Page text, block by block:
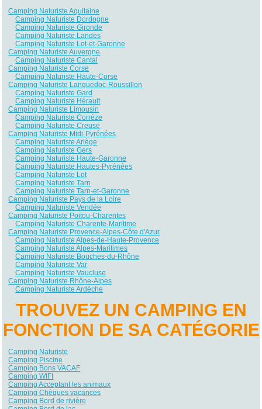
Camping Naturiste Aquitaine
Camping Naturiste Dordogne
Camping Naturiste Gironde
Camping Naturiste Landes
Camping Naturiste Lot-et-Garonne
Camping Naturiste Auvergne
Camping Naturiste Cantal
Camping Naturiste Corse
Camping Naturiste Haute-Corse
Camping Naturiste Languedoc-Roussillon
Camping Naturiste Gard
Camping Naturiste Hérault
Camping Naturiste Limousin
Camping Naturiste Corrèze
Camping Naturiste Creuse
Camping Naturiste Midi-Pyrénées
Camping Naturiste Ariège
Camping Naturiste Gers
Camping Naturiste Haute-Garonne
Camping Naturiste Hautes-Pyrénées
Camping Naturiste Lot
Camping Naturiste Tarn
Camping Naturiste Tarn-et-Garonne
Camping Naturiste Pays de la Loire
Camping Naturiste Vendée
Camping Naturiste Poitou-Charentes
Camping Naturiste Charente-Maritime
Camping Naturiste Provence-Alpes-Côte d'Azur
Camping Naturiste Alpes-de-Haute-Provence
Camping Naturiste Alpes-Maritimes
Camping Naturiste Bouches-du-Rhône
Camping Naturiste Var
Camping Naturiste Vaucluse
Camping Naturiste Rhône-Alpes
Camping Naturiste Ardèche
TROUVEZ UN CAMPING EN
FONCTION DE SA CATÉGORIE
Camping Naturiste
Camping Piscine
Camping Bons VACAF
Camping WIFI
Camping Acceptant les animaux
Camping Chèques vacances
Camping Bord de rivière